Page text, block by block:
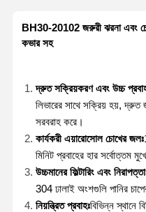
BH30-20102 জরুরী ঝরনা এবং
কভার সহ
দ্রুত সক্রিয়করণ এবং উচ্চ
লিভারের সাথে সক্রিয় হয়,
সরবরাহ করে।
কার্যকরী এয়ারোসোল চোখের জলঃ
মিনিট প্রবাহের হার সর্বোত্তম
উচ্চমানের ফিল্টারিং এবং
304 ঢালাই অংশগুলি পানির
নিয়ন্ত্রিত প্রবাহঃবিভিন্ন স্থানে